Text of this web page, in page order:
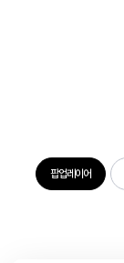
팝업레이어